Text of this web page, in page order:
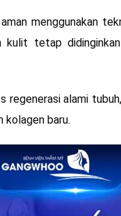
menggunakan
kulit tetap
regenerasi alami
kolagen baru.